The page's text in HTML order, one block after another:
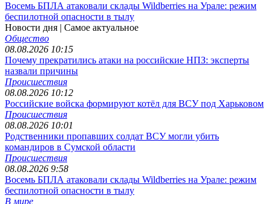
Восемь БПЛА атаковали склады Wildberries на Урале: режим
беспилотной опасности в тылу
Новости дня | Самое актуальное
Общество
08.08.2026 10:15
Почему прекратились атаки на российские НПЗ: эксперты
назвали причины
Происшествия
08.08.2026 10:12
Российские войска формируют котёл для ВСУ под Харьковом
Происшествия
08.08.2026 10:01
Родственники пропавших солдат ВСУ могли убить
командиров в Сумской области
Происшествия
08.08.2026 9:58
Восемь БПЛА атаковали склады Wildberries на Урале: режим
беспилотной опасности в тылу
В мире